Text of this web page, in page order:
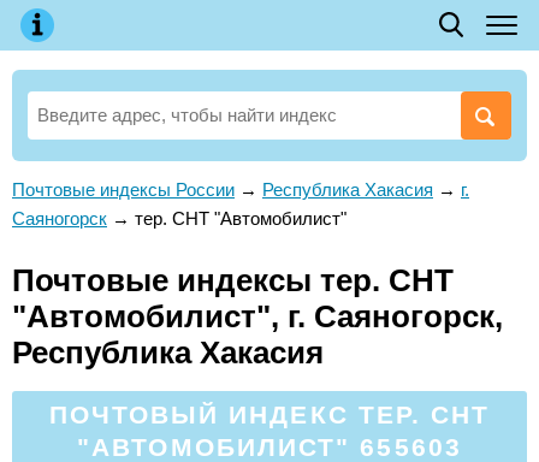
Почтовые индексы России → Республика Хакасия → г.
Саяногорск → тер. СНТ "Автомобилист"
Почтовые индексы тер. СНТ
"Автомобилист", г. Саяногорск,
Республика Хакасия
ПОЧТОВЫЙ ИНДЕКС ТЕР. СНТ
"АВТОМОБИЛИСТ" 655603